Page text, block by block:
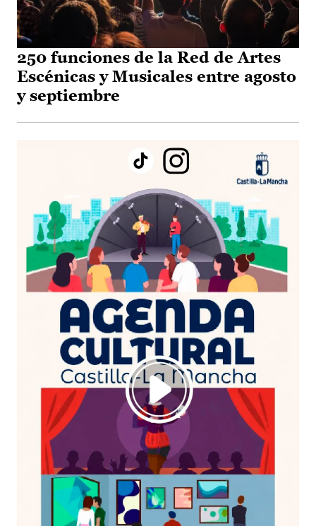
250 funciones de la Red de Artes
Escénicas y Musicales entre agosto
y septiembre